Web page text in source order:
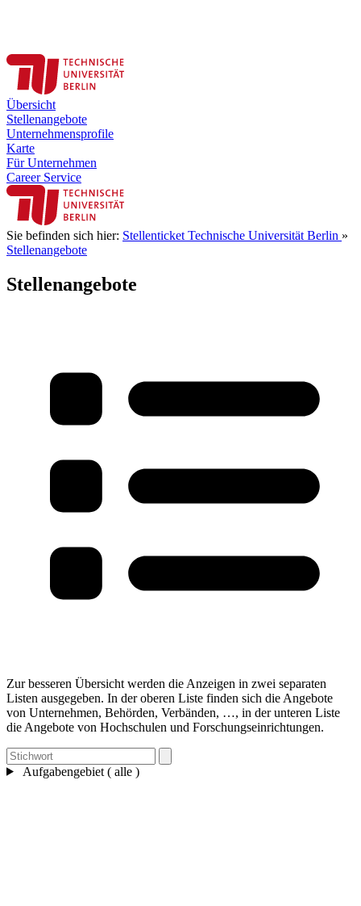
Übersicht
Stellenangebote
Unternehmensprofile
Karte
Für Unternehmen
Career Service
Sie befinden sich hier: Stellenticket Technische Universität Berlin »
Stellenangebote
Stellenangebote
Zur besseren Übersicht werden die Anzeigen in zwei separaten
Listen ausgegeben. In der oberen Liste finden sich die Angebote
von Unternehmen, Behörden, Verbänden, …, in der unteren Liste
die Angebote von Hochschulen und Forschungseinrichtungen.
Aufgabengebiet ( alle )